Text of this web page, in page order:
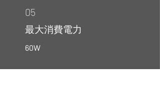
05
最大消費電力
60W